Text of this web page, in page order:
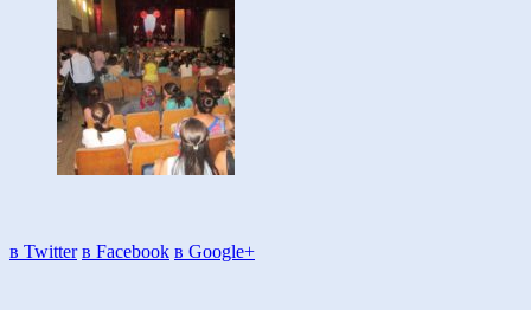
в Twitter в Facebook в Google+